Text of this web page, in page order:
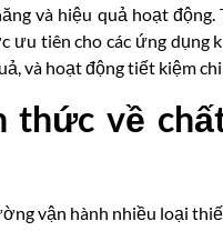
và hiệu quả hoạt
tiên cho các ứng dụng
và hoạt động tiết kiệm
thức về
vận hành nhiều loại